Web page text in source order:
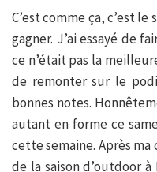
C’est comme ça, c’est
gagner. J’ai essayé de
ce n’était pas la
de remonter sur le
bonnes notes.
autant en forme ce
cette semaine. Après
de la saison d’outdoor